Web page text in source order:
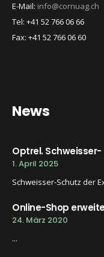
E-Mail: info@cornuag.ch
Tel: +41 52 766 06 66
Fax: +41 52 766 06 60
News
Optrel.
1. April 2025
Schweisser-Schutz der
Online-Shop
24. März 2020
...